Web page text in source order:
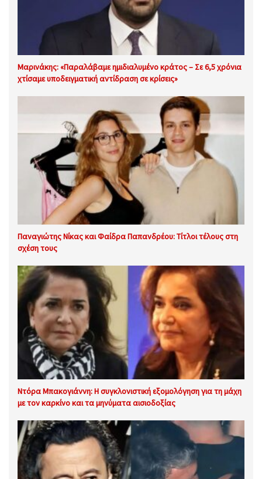
Μαρινάκης: «Παραλάβαμε ημιδιαλυμένο κράτος – Σε 6,5 χρόνια
χτίσαμε υποδειγματική αντίδραση σε κρίσεις»
Παναγιώτης Νίκας και Φαίδρα Παπανδρέου: Τίτλοι τέλους στη
σχέση τους
Ντόρα Μπακογιάννη: Η συγκλονιστική εξομολόγηση για τη μάχη
με τον καρκίνο και τα μηνύματα αισιοδοξίας